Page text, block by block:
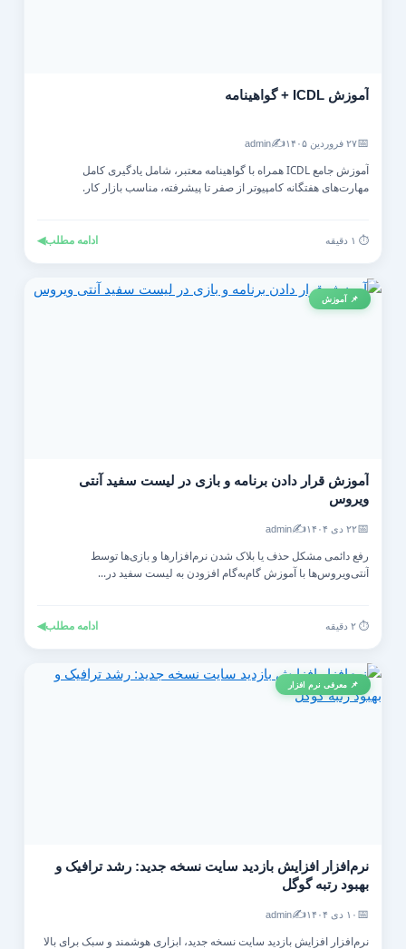
آموزش ICDL + گواهینامه
۲۷ فروردین ۱۴۰۵ ✍️
admin
آموزش جامع ICDL همراه با گواهینامه معتبر، شامل یادگیری کامل
مهارت‌های هفتگانه کامپیوتر از صفر تا پیشرفته، مناسب بازار کار.
ادامه مطلب◀
📌 آموزش
آموزش قرار دادن برنامه و بازی در لیست سفید آنتی‌
ویروس
۲۲ دی ۱۴۰۴ ✍️
admin
رفع دائمی مشکل حذف یا بلاک شدن نرم‌افزارها و بازی‌ها توسط
آنتی‌ویروس‌ها با آموزش گام‌به‌گام افزودن به لیست سفید در...
ادامه مطلب◀
📌 معرفی نرم افزار
نرم‌افزار افزایش بازدید سایت نسخه جدید: رشد ترافیک و
بهبود رتبه گوگل
۱۰ دی ۱۴۰۴ ✍️
admin
نرم‌افزار افزایش بازدید سایت نسخه جدید، ابزاری هوشمند و سبک برای بالا